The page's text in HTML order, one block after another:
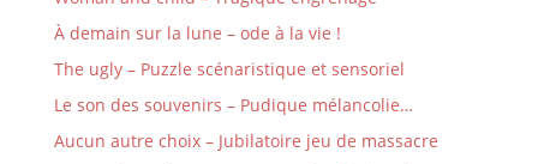
À demain sur la lune – ode à la vie !
The ugly – Puzzle scénaristique et sensoriel
Le son des souvenirs – Pudique mélancolie…
Aucun autre choix – Jubilatoire jeu de massacre